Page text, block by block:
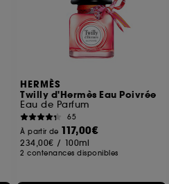
HERMÈS
Twilly d'Hermès Eau Poivrée
Eau de Parfum
65
À partir de 117,00€
234,00€ / 100ml
2 contenances disponibles